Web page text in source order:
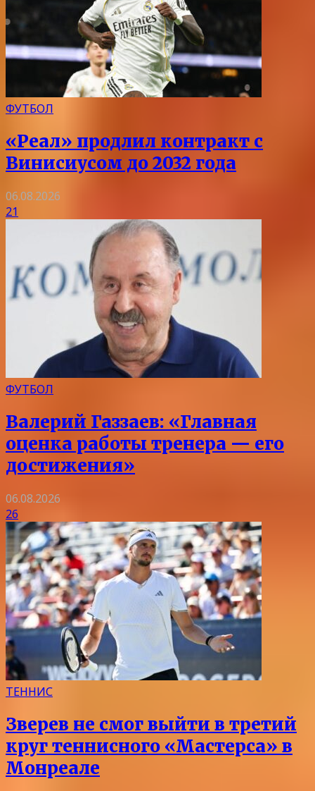
ФУТБОЛ
«Реал» продлил контракт с
Винисиусом до 2032 года
06.08.2026
21
ФУТБОЛ
Валерий Газзаев: «Главная
оценка работы тренера — его
достижения»
06.08.2026
26
ТЕННИС
Зверев не смог выйти в третий
круг теннисного «Мастерса» в
Монреале